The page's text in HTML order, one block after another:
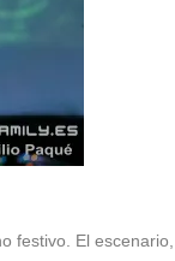
festivo. El escenario,